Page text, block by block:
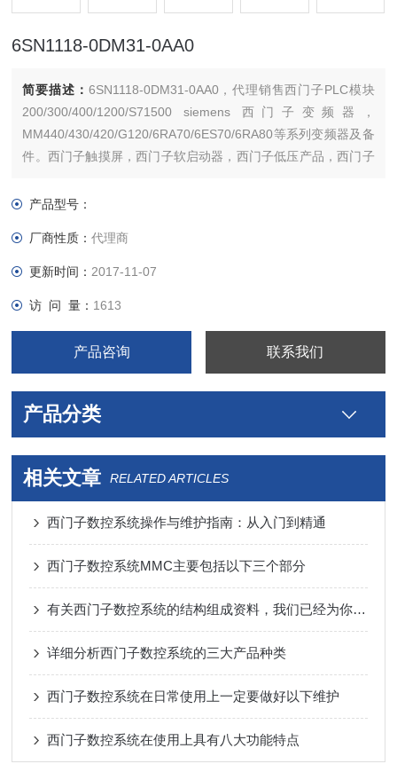
6SN1118-0DM31-0AA0
简要描述： 6SN1118-0DM31-0AA0，代理销售西门子PLC模块
200/300/400/1200/S71500 siemens 西门子变频器，
MM440/430/420/G120/6RA70/6ES70/6RA80等系列变频器及备
件。西门子触摸屏，西门子软启动器，西门子低压产品，西门子
产品型号：
厂商性质：代理商
更新时间： 2017-11-07
访 问 量： 1613
产品咨询 联系我们
产品分类
相关文章 RELATED ARTICLES
西门子数控系统操作与维护指南：从入门到精通
西门子数控系统MMC主要包括以下三个部分
有关西门子数控系统的结构组成资料，我们已经为你准备好了
详细分析西门子数控系统的三大产品种类
西门子数控系统在日常使用上一定要做好以下维护
西门子数控系统在使用上具有八大功能特点